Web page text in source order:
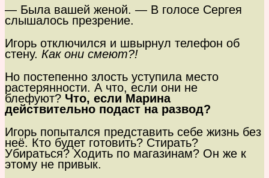
— Была вашей женой. — В голосе Сергея
слышалось презрение.
Игорь отключился и швырнул телефон об
стену. Как они смеют?!
Но постепенно злость уступила место
растерянности. А что, если они не
блефуют? Что, если Марина
действительно подаст на развод?
Игорь попытался представить себе жизнь без
неё. Кто будет готовить? Стирать?
Убираться? Ходить по магазинам? Он же к
этому не привык.